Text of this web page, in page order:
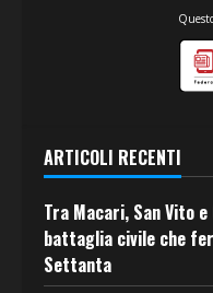
ARTICOLI RECENTI
Tra Macari, San Vito
battaglia civile che
Settanta